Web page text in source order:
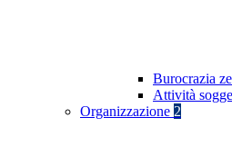
Burocrazia
Attività
Organizzazione 2